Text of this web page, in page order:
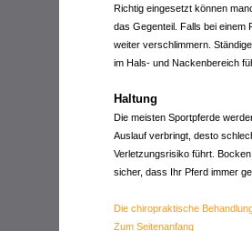
Richtig eingesetzt können
das Gegenteil. Falls bei einem
weiter verschlimmern.
im Hals- und Nackenbereich
Haltung
Die meisten Sportpferde
Auslauf verbringt, desto
Verletzungsrisiko führt.
sicher, dass Ihr Pferd immer
Die chiropraktische
Zum Seitenanfang